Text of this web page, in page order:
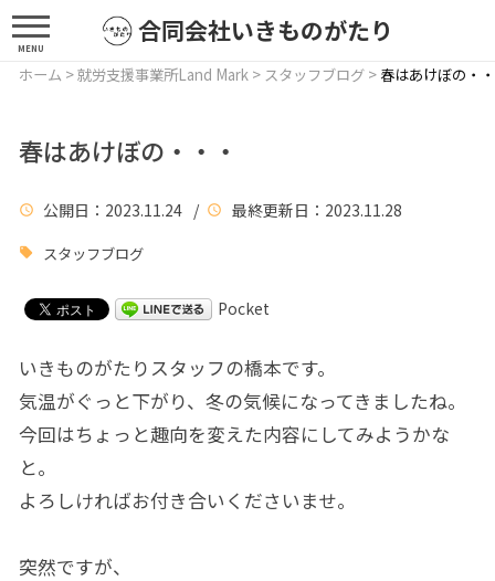
合同会社いきものがたり
MENU
ホーム >就労支援事業所Land Mark > スタッフブログ> 春はあけぼの・
春はあけぼの・・・
公開日 ：2023.11.24 / 最終更新日 ：2023.11.28
スタッフブログ
Pocket
いきものがたりスタッフの橋本です。
気温がぐっと下がり、冬の気候になってきましたね。
今回はちょっと趣向を変えた内容にしてみようかな
と。
よろしければお付き合いくださいませ。
突然ですが、